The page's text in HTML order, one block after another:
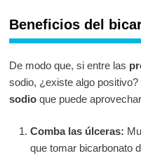
Beneficios del
De modo que, si entre las
sodio, ¿existe algo
sodioque puede
Comba las úlceras:
que tomar bicarbonato